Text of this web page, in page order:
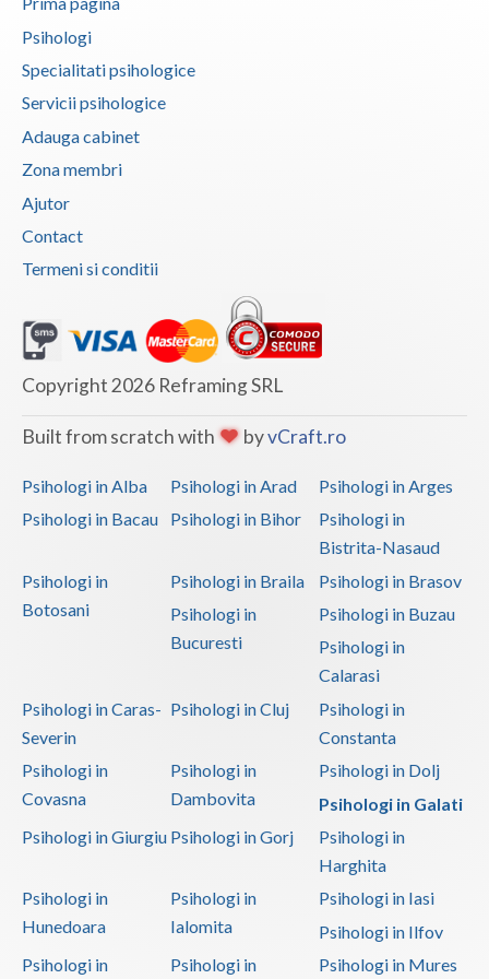
Psihooncologie (1)
Psihoterapie - Interventie psihoterapeutica in ... (1)
Psihoterapie - Interventie psihoterapeutica in ... (1)
Psihoterapie - Interventie psihoterapeutica in ... (1)
Psihoterapie - Interventie psihoterapeutica in ... (1)
Psihoterapie - Interventie psihoterapeutica in ... (1)
Psihoterapie - Interventie psihoterapeutica in ... (1)
Psihoterapie - Interventie psihoterapeutica in ... (1)
Psihoterapie - Interventie psihoterapeutica in ... (1)
Psihoterapie - Interventie psihoterapeutica in ... (1)
Psihoterapie - Interventie psihoterapeutica in ... (1)
Psihoterapie - Interventie psihoterapeutica in ... (1)
Psihoterapie suportiva (1)
Psihoterapie, asistenta si consultanta psihologica (1)
Psihologi
Specialitati psihologice
Servicii psihologice
Adauga cabinet
Zona membri
Ajutor
Contact
Termeni si conditii
Copyright 2026 Reframing SRL
Built from scratch with byvCraft.ro
Psihologi in Alba Psihologi in Arad
Psihologi in Arges
Psihologi in Bacau
Psihologi in Bihor
Psihologi in
Bistrita-Nasaud
Psihologi in
Botosani
Psihologi in Braila
Psihologi in Brasov
Psihologi in
Bucuresti
Psihologi in Buzau
Psihologi in
Calarasi
Psihologi in Caras-
Severin
Psihologi in Cluj
Psihologi in
Constanta
Psihologi in
Covasna
Psihologi in
Dambovita
Psihologi in Dolj
Psihologi in Galati
Psihologi in Giurgiu Psihologi in Gorj
Psihologi in
Harghita
Psihologi in
Hunedoara
Psihologi in
Ialomita
Psihologi in Iasi
Psihologi in Ilfov
Psihologi in
Psihologi in Psihologi in Mures